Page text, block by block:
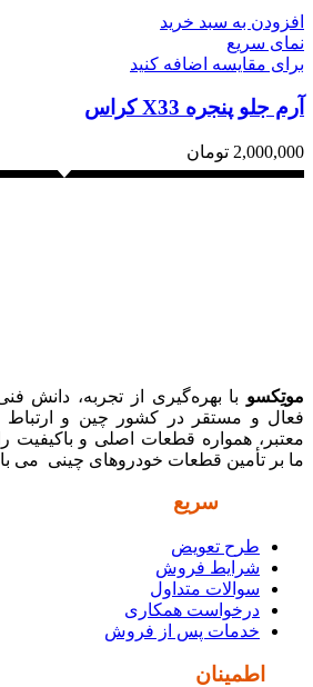
افزودن به سبد خرید
نمای سریع
برای مقایسه اضافه کنید
آرم جلو پنجره X33 کراس
2,000,000 تومان
موتِکسو با بهره‌گیری از تجربه، دانش
فعال و مستقر در کشور چین و ارتباط
معتبر، همواره قطعات اصلی و باکیفیت
ما بر تأمین قطعات خودروهای چینی می
سریع
طرح تعویض
شرایط فروش
سوالات متداول
درخواست همکاری
خدمات پس از فروش
اطمینان